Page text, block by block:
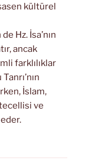
kültürel
Hz. İsa’nın
ancak
farklılıklar
İslam,
ve